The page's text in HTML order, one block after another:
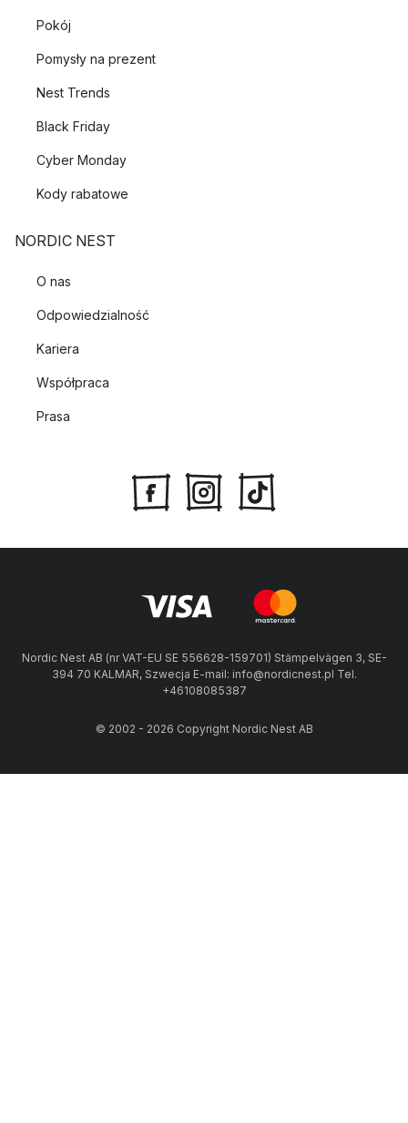
Pokój
Pomysły na prezent
Nest Trends
Black Friday
Cyber Monday
Kody rabatowe
NORDIC NEST
O nas
Odpowiedzialność
Kariera
Współpraca
Prasa
Nordic Nest AB (nr VAT-EU SE 556628-159701) Stämpelvägen 3, SE-
394 70 KALMAR, Szwecja E-mail: info@nordicnest.pl Tel.
+46108085387
© 2002 - 2026 Copyright Nordic Nest AB